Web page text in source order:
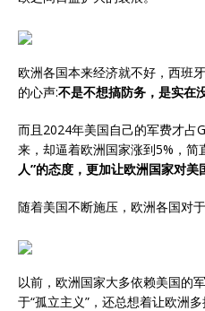
欧洲各国本来经济就不好，西班
的心声:不是不想搞防务，是实在
而且2024年美国自己的军费才占
来，却逼着欧洲国家涨到5%，简
人”的态度，更加让欧洲国家对美
随着美国不断施压，欧洲各国对
以前，欧洲国家大多依赖美国的
于“孤立主义”，还总想着让欧洲